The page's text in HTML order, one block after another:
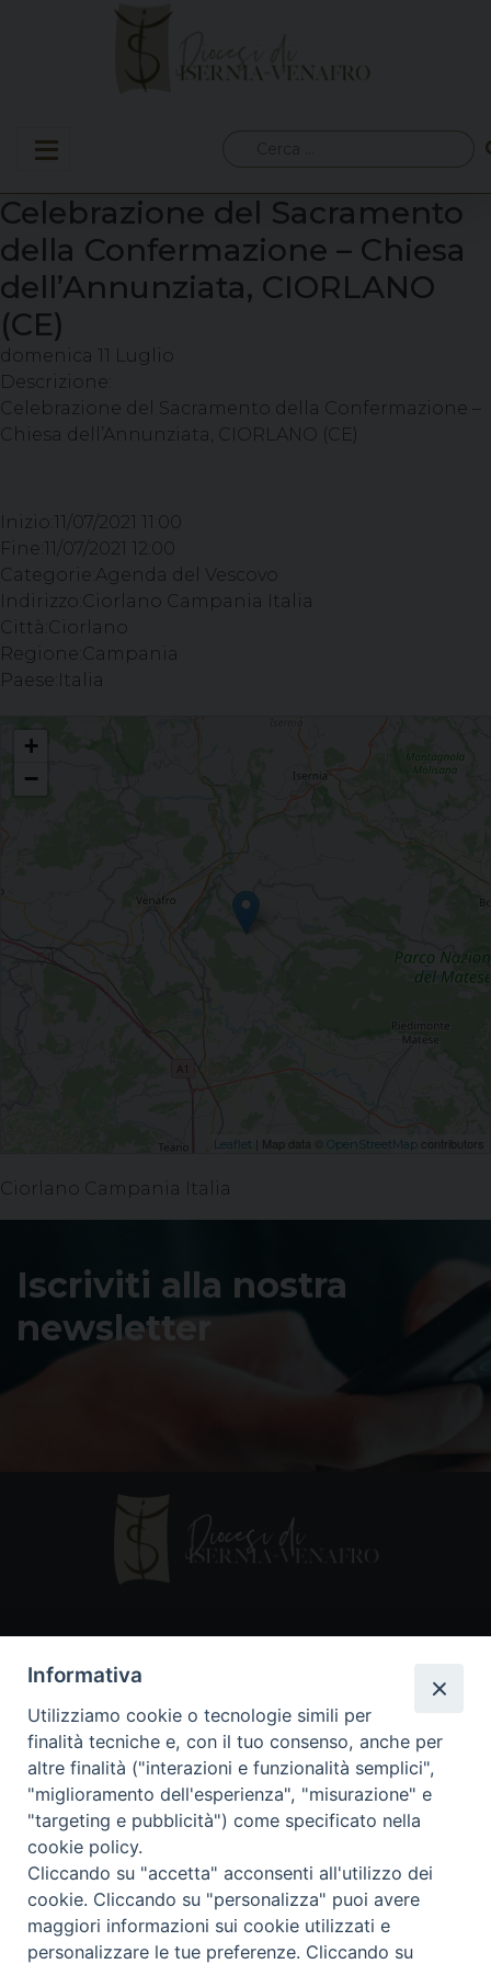
per:
Celebrazione del Sacramento
della Confermazione – Chiesa
dell’Annunziata, CIORLANO
(CE)
domenica 11 Luglio
Descrizione:
Celebrazione del Sacramento della Confermazione –
Chiesa dell’Annunziata, CIORLANO (CE)
Inizio: 11/07/2021 11:00
Fine: 11/07/2021 12:00
Categorie: Agenda del Vescovo
Indirizzo: Ciorlano Campania Italia
Città: Ciorlano
Regione: Campania
Paese: Italia
Celebrazione del Sacramento della Confermazione - Chiesa dell’Annunziata,
CIORLANO (CE)
+
−
Leaflet | Map data © OpenStreetMap contributors
Ciorlano Campania Italia
Iscriviti alla nostra
newsletter
86170 Isernia
086550849
segreteria@diocesiiserniavenafro.it
I nostri social
Copyright © 2018 - Diocesi di Isernia-Venafro (C.F.
90008750946). Riproduzione solo con permesso.
Tutti i diritti sono riservati
Informativa
Utilizziamo cookie o tecnologie simili per
finalità tecniche e, con il tuo consenso, anche per
altre finalità ("interazioni e funzionalità semplici",
"miglioramento dell'esperienza", "misurazione" e
"targeting e pubblicità") come specificato nella
cookie policy.
Cliccando su "accetta" acconsenti all'utilizzo dei
cookie. Cliccando su "personalizza" puoi avere
maggiori informazioni sui cookie utilizzati e
personalizzare le tue preferenze. Cliccando su